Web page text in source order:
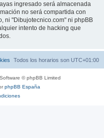
ingresado será almacenada
no será compartida con
ni "Dibujotecnico.com" ni phpBB
intento de hacking que
Todos los horarios son UTC+01:00
© phpBB Limited
phpBB España